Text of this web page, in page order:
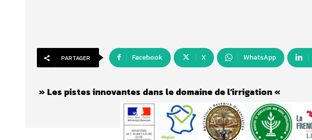
PARTAGER Facebook X WhatsApp
» Les pistes innovantes dans le domaine de l’irrigation «